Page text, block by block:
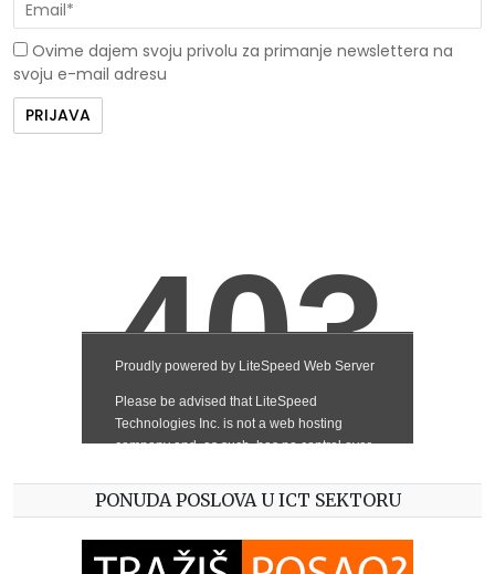
Ovime dajem svoju privolu za primanje newslettera na
svoju e-mail adresu
PONUDA POSLOVA U ICT SEKTORU